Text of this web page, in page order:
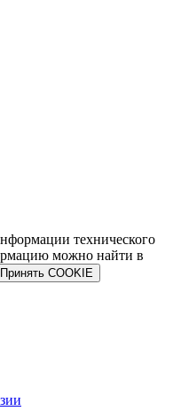
технического
можно найти в
Принять COOKIE